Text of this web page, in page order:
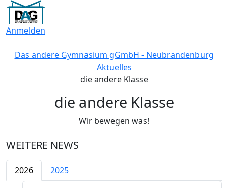
Anmelden
die andere Klasse
Wir bewegen was!
Das andere Gymnasium gGmbH - Neubrandenburg
Aktuelles
die andere Klasse
WEITERE NEWS
2026 2025